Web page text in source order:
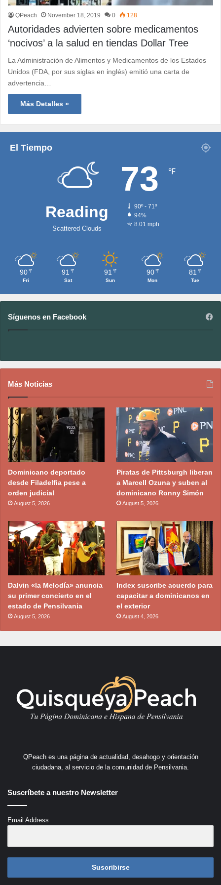
QPeach November 18, 2019 0 128
Autoridades advierten sobre medicamentos
‘nocivos’ a la salud en tiendas Dollar Tree
La Administración de Alimentos y Medicamentos de los Estados
Unidos (FDA, por sus siglas en inglés) emitió una carta de
advertencia…
Más Detalles »
El Tiempo
Reading
Scattered Clouds
73 ℉
90º - 71º
94%
8.01 mph
90 ℉
Fri
91 ℉
Sat
91 ℉
Sun
90 ℉
Mon
81 ℉
Tue
Síguenos en Facebook
Más Noticias
Dominicano deportado
desde Filadelfia pese a
orden judicial
August 5, 2026
Piratas de Pittsburgh liberan
a Marcell Ozuna y suben al
dominicano Ronny Simón
August 5, 2026
Dalvin «la Melodía» anuncia
su primer concierto en el
estado de Pensilvania
August 5, 2026
Index suscribe acuerdo para
capacitar a dominicanos en
el exterior
August 4, 2026
QPeach es una página de actualidad, desahogo y orientación
ciudadana, al servicio de la comunidad de Pensilvania.
Suscríbete a nuestro Newsletter
Email Address
Suscribirse